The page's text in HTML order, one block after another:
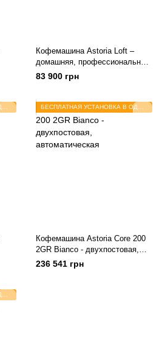
Кофемашина Astoria Loft –
домашняя, профессиональная,
однопостовая
83 900 грн
Кофемашина Astoria Core 200
2GR Bianco - двухпостовая,
автоматическая
236 541 грн